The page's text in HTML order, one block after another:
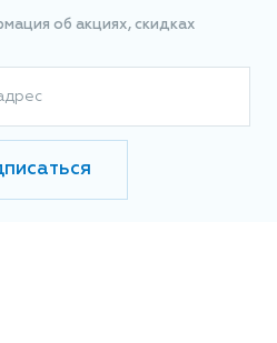
об акциях, скидках